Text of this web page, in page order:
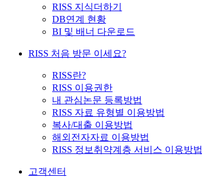
RISS 지식더하기
DB연계 현황
BI 및 배너 다운로드
RISS 처음 방문 이세요?
RISS란?
RISS 이용권한
내 관심논문 등록방법
RISS 자료 유형별 이용방법
복사/대출 이용방법
해외전자자료 이용방법
RISS 정보취약계층 서비스 이용방법
고객센터